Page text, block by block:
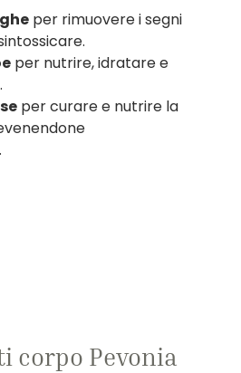
per rimuovere i segni
per nutrire, idratare e
per curare e nutrire la
corpo Pevonia